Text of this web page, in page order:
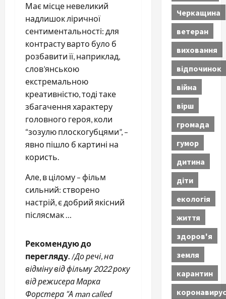
Має місце невеликий
надлишок ліричної
сентиментальності: для
контрасту варто було б
розбавити її, наприклад,
слов’янською
екстремальною
креативністю, тоді таке
збагачення характеру
головного героя, коли
“зозулю плоскогубцями”, –
явно пішло б картині на
користь.
Але, в цілому – фільм
сильний: створено
настрій, є добрий якісний
післясмак …
Рекомендую до
перегляду. /До речі, на
відміну від фільму 2022 року
від режисера Марка
Форстера “А man called
Черкащина
ветеран
виховання
відпочинок
війна
вірш
громада
гумор
дитина
діти
екологія
життя
здоров'я
земля
карантин
коронавирус